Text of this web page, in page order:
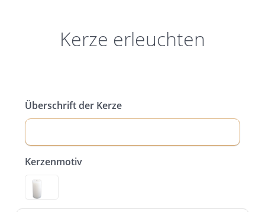
Kerze erleuchten
Überschrift der Kerze
Kerzenmotiv